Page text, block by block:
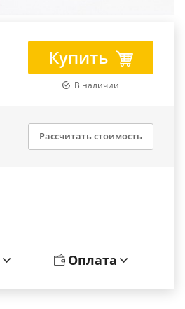
Купить
В наличии
Рассчитать стоимость
Оплата